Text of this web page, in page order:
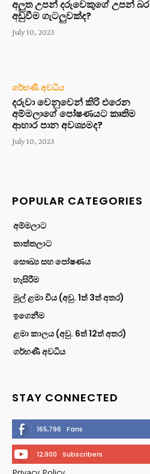
අලුත උපන් දරුවෙකුගේ උපන් බර
අඩුවීම ගැටලුවක්ද?
July 10, 2023
ගර්භණී අවධිය
දරුවා වෙනුවෙන් කිරි එරෙන
අම්මලාගේ පෝෂණයට කෘතිම
ආහාර පාන අවශ්‍යමද?
July 10, 2023
POPULAR CATEGORIES
අම්මලාට
තාත්තලාට
සෞඛ්‍ය සහ පෝෂණය
හැසිරීම
මුල් ළමා විය (අවු. 1ත් 3ත් අතර)
ඉගෙනීම
ළමා කාලය (අවු. 6ත් 12ත් අතර)
ගර්භණී අවධිය
STAY CONNECTED
165,796 Fans
12,900 Subscribers